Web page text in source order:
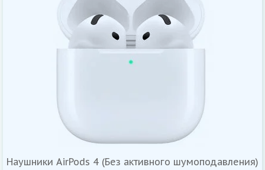
Наушники AirPods 4 (Без активного шумоподавления)